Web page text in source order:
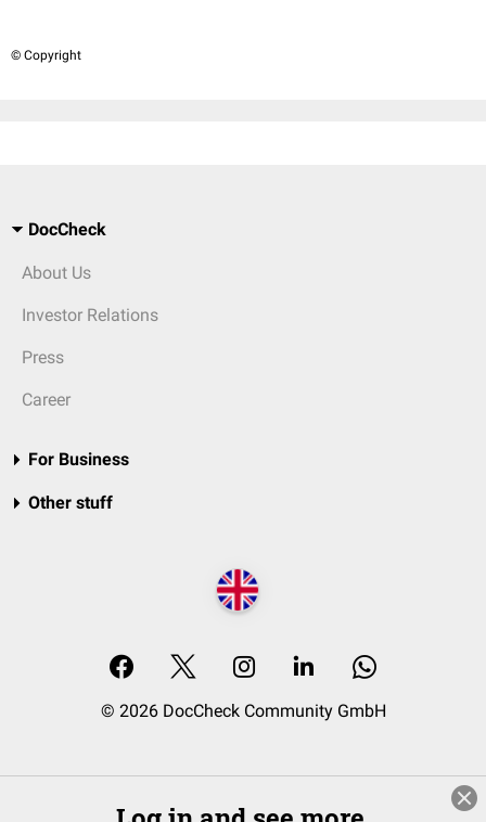
© Copyright
DocCheck
About Us
Investor Relations
Press
Career
For Business
Other stuff
© 2026 DocCheck Community GmbH